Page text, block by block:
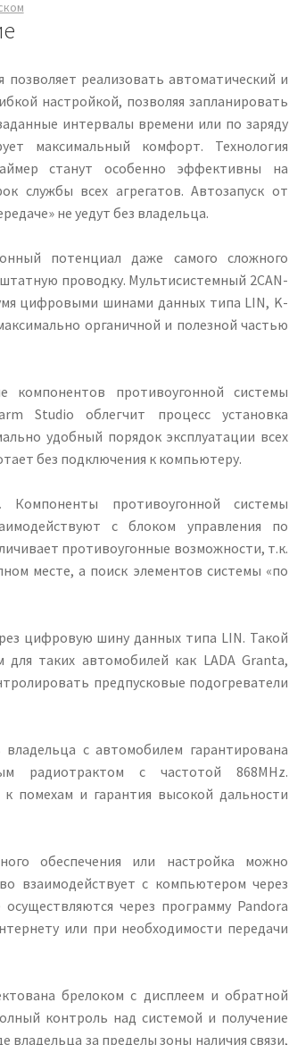
позволяет реализовать автоматический и
настройкой, позволяя запланировать
интервалы времени или по заряду
максимальный комфорт. Технология
станут особенно эффективны на
службы всех агрегатов. Автозапуск от
не уедут без владельца.
потенциал даже самого сложного
проводку. Мультисистемный 2CAN-
цифровыми шинами данных типа LIN, K-
органичной и полезной частью
компонентов противоугонной системы
Studio облегчит процесс установка
удобный порядок эксплуатации всех
без подключения к компьютеру.
Компоненты противоугонной системы
с блоком управления по
противоугонные возможности, т.к.
месте, а поиск элементов системы «по
цифровую шину данных типа LIN. Такой
для таких автомобилей как LADA Granta,
предпусковые подогреватели
владельца с автомобилем гарантирована
радиотрактом с частотой 868MHz.
помехам и гарантия высокой дальности
обеспечения или настройка можно
взаимодействует с компьютером через
через программу Pandora
или при необходимости передачи
брелоком с дисплеем и обратной
контроль над системой и получение
владельца за пределы зоны наличия связи,